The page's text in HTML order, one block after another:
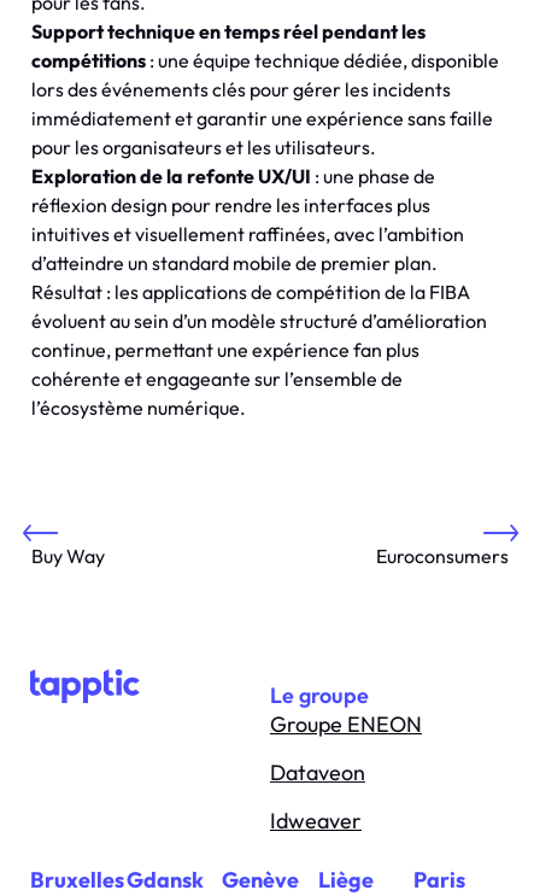
Support technique en temps réel pendant les
compétitions : une équipe technique dédiée, disponible
lors des événements clés pour gérer les incidents
immédiatement et garantir une expérience sans faille
pour les organisateurs et les utilisateurs.
Exploration de la refonte UX/UI : une phase de
réflexion design pour rendre les interfaces plus
intuitives et visuellement raffinées, avec l’ambition
d’atteindre un standard mobile de premier plan.
Résultat : les applications de compétition de la FIBA
évoluent au sein d’un modèle structuré d’amélioration
continue, permettant une expérience fan plus
cohérente et engageante sur l’ensemble de
l’écosystème numérique.
Buy Way Euroconsumers
Le groupe
Groupe ENEON
Dataveon
Idweaver
BruxellesGdansk
Genève
Liège
Paris